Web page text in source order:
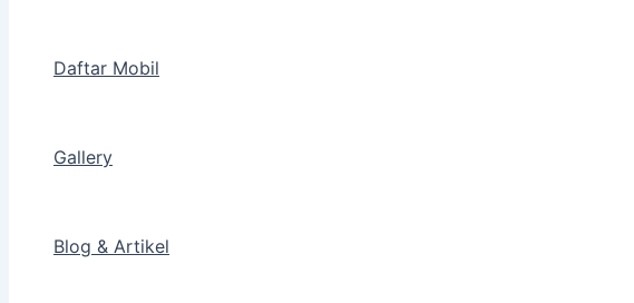
Daftar Mobil
Gallery
Blog & Artikel